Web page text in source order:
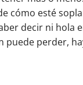
cómo esté
decir ni hola
puede perder,